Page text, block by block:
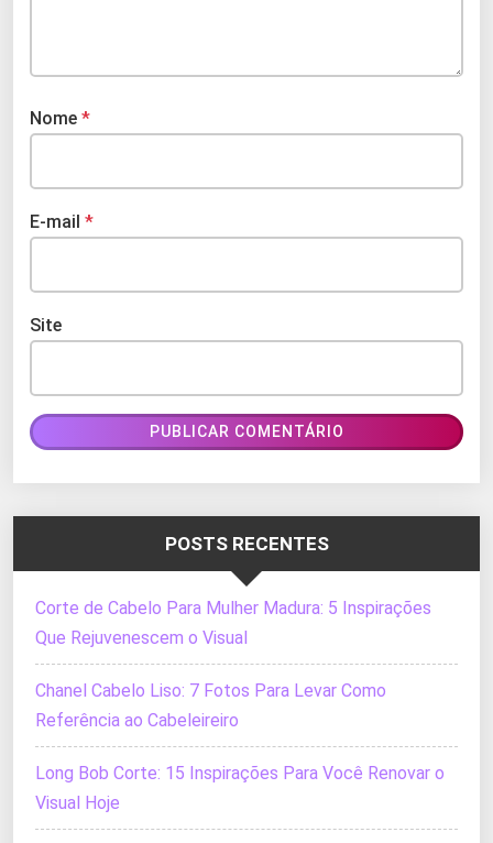
Nome *
E-mail *
Site
POSTS RECENTES
Corte de Cabelo Para Mulher Madura: 5 Inspirações
Que Rejuvenescem o Visual
Chanel Cabelo Liso: 7 Fotos Para Levar Como
Referência ao Cabeleireiro
Long Bob Corte: 15 Inspirações Para Você Renovar o
Visual Hoje